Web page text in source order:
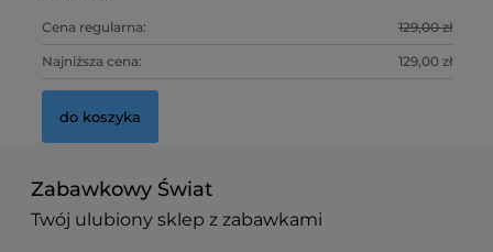
Cena regularna: 129,00 zł
Najniższa cena: 129,00 zł
do koszyka
Zabawkowy Świat
Twój ulubiony sklep z zabawkami